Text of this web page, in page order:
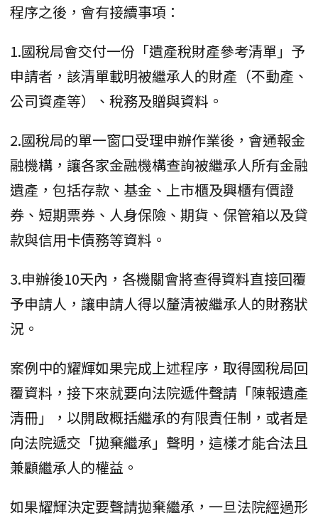
程序之後，會有接續事項：
1.國稅局會交付一份「遺產稅財產參考清單」予
申請者，該清單載明被繼承人的財產（不動產、
公司資產等）、稅務及贈與資料。
2.國稅局的單一窗口受理申辦作業後，會通報金
融機構，讓各家金融機構查詢被繼承人所有金融
遺產，包括存款、基金、上市櫃及興櫃有價證
券、短期票券、人身保險、期貨、保管箱以及貸
款與信用卡債務等資料。
3.申辦後10天內，各機關會將查得資料直接回覆
予申請人，讓申請人得以釐清被繼承人的財務狀
況。
案例中的耀輝如果完成上述程序，取得國稅局回
覆資料，接下來就要向法院遞件聲請「陳報遺產
清冊」，以開啟概括繼承的有限責任制，或者是
向法院遞交「拋棄繼承」聲明，這樣才能合法且
兼顧繼承人的權益。
如果耀輝決定要聲請拋棄繼承，一旦法院經過形